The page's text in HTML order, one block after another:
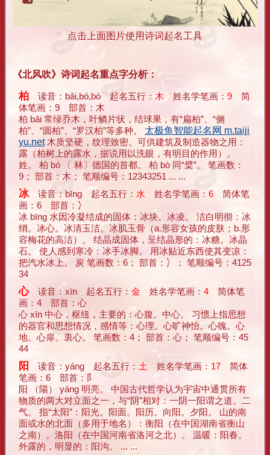
点击上面图片使用诗词起名工具
《北风吹》诗词起名重点字分析：
柏 读音：bǎi,bó,bò 起名五行：木 姓名学笔画： 9 简
体笔画：9 部首：木
柏 bǎi 常绿乔木，叶鳞片状，结球果，有“扁柏”、“侧
柏”、“圆柏”、“罗汉柏”等多种。 太极鱼智能起名网 m.taiji
yu.net木质坚硬，纹理致密。可供建筑及制造器物之用：
露（柏树上的露水，据说用以洗眼，有明目的作用）。
姓。 柏 bó 〔 林〕德国的首都。 柏 bò 同“檗”。 笔画数：
9； 部首：木； 笔顺编号：12343251 ... ...
冰读音：bīng 起名五行： 水 姓名学笔画： 6 简体笔
画：6 部首：冫
冰 bīng 水因冷凝结成的固体：冰块。冰凌。 洁白明彻：冰
绡。冰心。冰清玉洁。冰肌玉骨（a.形容女孩的皮肤；b.形
容梅花的高洁）。 结晶成固体，呈结晶形的：冰糖。冰晶
石。 使人感到寒冷：冰手冰脚。 用冰贴近东西使其变凉：
把汽水冰上。 炭 笔画数：6； 部首：冫； 笔顺编号：4125
34
心读音：xīn 起名五行： 金 姓名学笔画： 4 简体笔
画：4 部首：心
心 xīn 中心，枢纽，主要的：心腹。中心。 习惯上指思想
的器官和思想情况，感情等：心理。心旷神怡。心魄。心
地。心扉。衷心。 笔画数：4； 部首：心； 笔顺编号：45
44
阳 读音：yáng 起名五行： 土 姓名学笔画： 17 简体
笔画：6 部首：阝
阳 （陽） yáng 明亮。 中国古代哲学认为宇宙中通贯所有
物质的两大对立面之一，与“阴”相对：一阴一阳谓之道。二
气。 指“太阳”：阳光。阳面。阳历。向阳。夕阳。 山的南
面或水的北面（多用于地名）：衡阳（在中国湖南省衡山
之南）。洛阳（在中国河南省洛河之北）。 温暖：阳春。
外露的，明显的：阳沟。 ... ...